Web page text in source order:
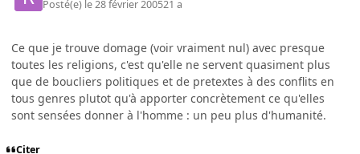
Posté(e) le 28 février 200521 a
Ce que je trouve domage (voir vraiment nul) avec presque
toutes les religions, c'est qu'elle ne servent quasiment plus
que de boucliers politiques et de pretextes à des conflits en
tous genres plutot qu'à apporter concrètement ce qu'elles
sont sensées donner à l'homme : un peu plus d'humanité.
Citer